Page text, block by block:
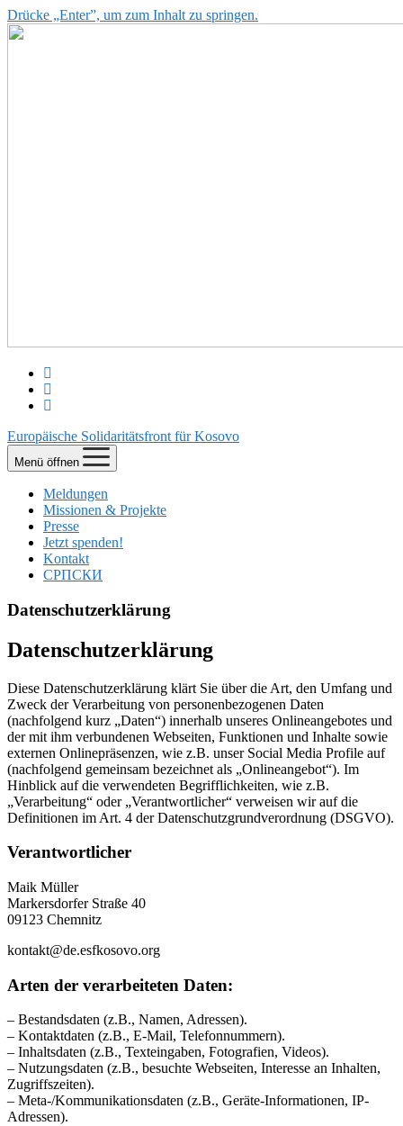
Drücke „Enter”, um zum Inhalt zu springen.
Europäische Solidaritätsfront für Kosovo
Menü öffnen
Meldungen
Missionen & Projekte
Presse
Jetzt spenden!
Kontakt
СРПСКИ
Datenschutzerklärung
Datenschutzerklärung
Diese Datenschutzerklärung klärt Sie über die Art, den Umfang und
Zweck der Verarbeitung von personenbezogenen Daten
(nachfolgend kurz „Daten“) innerhalb unseres Onlineangebotes und
der mit ihm verbundenen Webseiten, Funktionen und Inhalte sowie
externen Onlinepräsenzen, wie z.B. unser Social Media Profile auf
(nachfolgend gemeinsam bezeichnet als „Onlineangebot“). Im
Hinblick auf die verwendeten Begrifflichkeiten, wie z.B.
„Verarbeitung“ oder „Verantwortlicher“ verweisen wir auf die
Definitionen im Art. 4 der Datenschutzgrundverordnung (DSGVO).
Verantwortlicher
Maik Müller
Markersdorfer Straße 40
09123 Chemnitz
kontakt@de.esfkosovo.org
Arten der verarbeiteten Daten:
– Bestandsdaten (z.B., Namen, Adressen).
– Kontaktdaten (z.B., E-Mail, Telefonnummern).
– Inhaltsdaten (z.B., Texteingaben, Fotografien, Videos).
– Nutzungsdaten (z.B., besuchte Webseiten, Interesse an Inhalten,
Zugriffszeiten).
– Meta-/Kommunikationsdaten (z.B., Geräte-Informationen, IP-
Adressen).